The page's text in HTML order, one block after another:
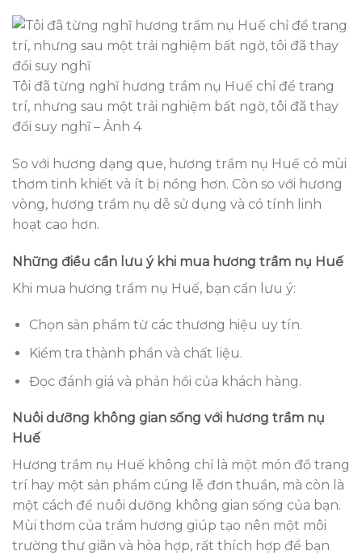
Tôi đã từng nghĩ hương trầm nụ Huế chỉ để trang
trí, nhưng sau một trải nghiệm bất ngờ, tôi đã thay
đổi suy nghĩ – Ảnh 4
So với hương dạng que, hương trầm nụ Huế có mùi
thơm tinh khiết và ít bị nồng hơn. Còn so với hương
vòng, hương trầm nụ dễ sử dụng và có tính linh
hoạt cao hơn.
Những điều cần lưu ý khi mua hương trầm nụ Huế
Khi mua hương trầm nụ Huế, bạn cần lưu ý:
Chọn sản phẩm từ các thương hiệu uy tín.
Kiểm tra thành phần và chất liệu.
Đọc đánh giá và phản hồi của khách hàng.
Nuôi dưỡng không gian sống với hương trầm nụ
Huế
Hương trầm nụ Huế không chỉ là một món đồ trang
trí hay một sản phẩm cúng lễ đơn thuần, mà còn là
một cách để nuôi dưỡng không gian sống của bạn.
Mùi thơm của trầm hương giúp tạo nên một môi
trường thư giãn và hòa hợp, rất thích hợp để bạn